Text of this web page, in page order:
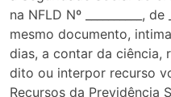
na NFLD Nº __________,
mesmo documento,
dias, a contar da ciência,
dito ou interpor recurso
Recursos da Previdência